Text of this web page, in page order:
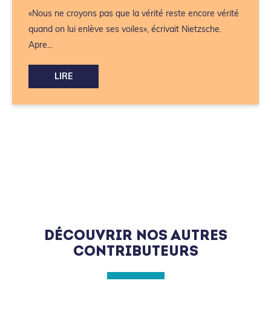
«Nous ne croyons pas que la vérité reste encore vérité
quand on lui enlève ses voiles», écrivait Nietzsche.
Apre...
DÉCOUVRIR NOS AUTRES
CONTRIBUTEURS